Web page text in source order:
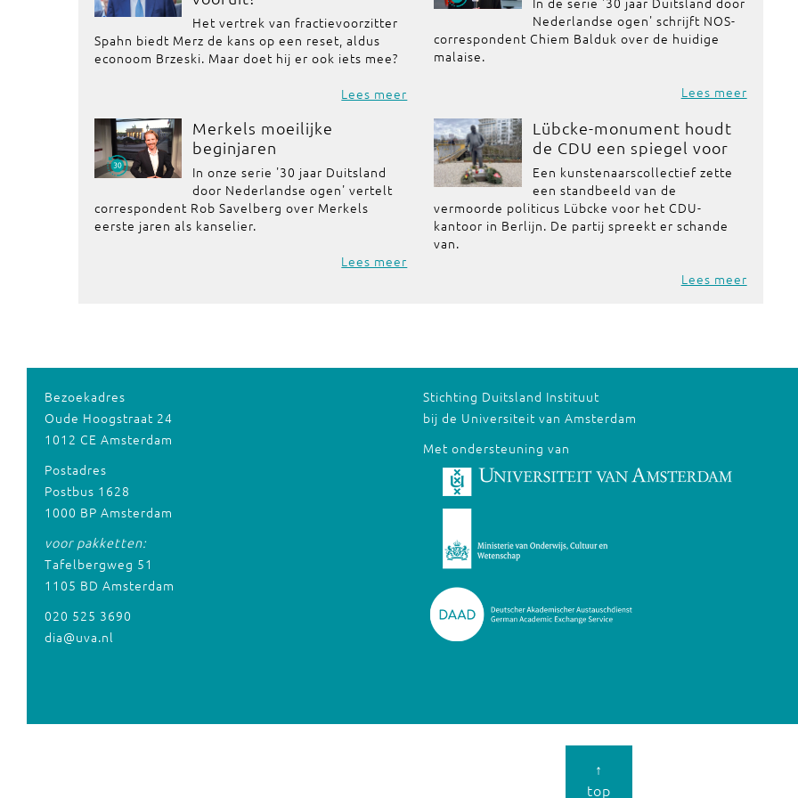
Het vertrek van fractievoorzitter
Spahn biedt Merz de kans op een reset, aldus
econoom Brzeski. Maar doet hij er ook iets mee?
Lees meer
Nederlandse ogen' schrijft NOS-
correspondent Chiem Balduk over de huidige
malaise.
Lees meer
Merkels moeilijke
beginjaren
In onze serie '30 jaar Duitsland
door Nederlandse ogen' vertelt
correspondent Rob Savelberg over Merkels
eerste jaren als kanselier.
Lees meer
Lübcke-monument houdt
de CDU een spiegel voor
Een kunstenaarscollectief zette
een standbeeld van de
vermoorde politicus Lübcke voor het CDU-
kantoor in Berlijn. De partij spreekt er schande
van.
Lees meer
Bezoekadres
Oude Hoogstraat 24
1012 CE Amsterdam
Postadres
Postbus 1628
1000 BP Amsterdam
voor pakketten:
Tafelbergweg 51
1105 BD Amsterdam
020 525 3690
dia@uva.nl
Stichting Duitsland Instituut
bij de Universiteit van Amsterdam
Met ondersteuning van
↑
top